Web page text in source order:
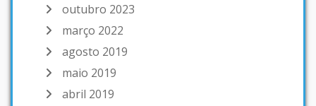
outubro 2023
março 2022
agosto 2019
maio 2019
abril 2019